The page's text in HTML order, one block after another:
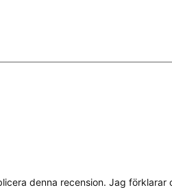
denna recension. Jag förklarar